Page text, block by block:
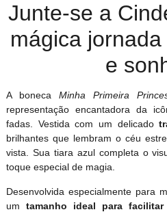
Junte-se a
mágica
e
A boneca Minha Primeira
representação encantadora da
fadas. Vestida com um delicado
brilhantes que lembram o céu
vista. Sua tiara azul completa o
toque especial de magia.
Desenvolvida especialmente para
um tamanho ideal para